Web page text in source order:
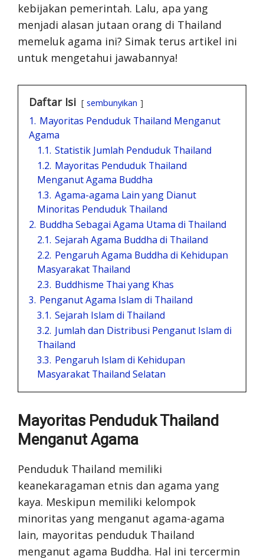
kebijakan pemerintah. Lalu, apa yang
menjadi alasan jutaan orang di Thailand
memeluk agama ini? Simak terus artikel ini
untuk mengetahui jawabannya!
Daftar Isi sembunyikan
1. Mayoritas Penduduk Thailand Menganut
Agama
1.1. Statistik Jumlah Penduduk Thailand
1.2. Mayoritas Penduduk Thailand
Menganut Agama Buddha
1.3. Agama-agama Lain yang Dianut
Minoritas Penduduk Thailand
2. Buddha Sebagai Agama Utama di Thailand
2.1. Sejarah Agama Buddha di Thailand
2.2. Pengaruh Agama Buddha di Kehidupan
Masyarakat Thailand
2.3. Buddhisme Thai yang Khas
3. Penganut Agama Islam di Thailand
3.1. Sejarah Islam di Thailand
3.2. Jumlah dan Distribusi Penganut Islam di
Thailand
3.3. Pengaruh Islam di Kehidupan
Masyarakat Thailand Selatan
Mayoritas Penduduk Thailand
Menganut Agama
Penduduk Thailand memiliki
keanekaragaman etnis dan agama yang
kaya. Meskipun memiliki kelompok
minoritas yang menganut agama-agama
lain, mayoritas penduduk Thailand
menganut agama Buddha. Hal ini tercermin